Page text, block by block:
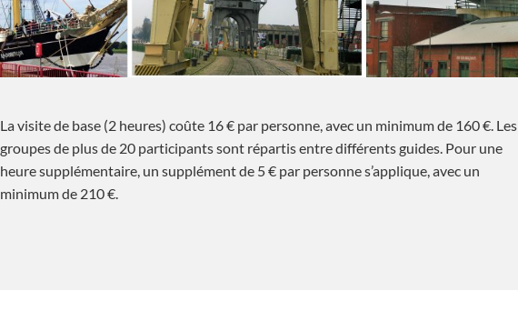
La visite de base (2 heures) coûte 16 € par personne, avec un minimum de 160 €. Les
groupes de plus de 20 participants sont répartis entre différents guides. Pour une
heure supplémentaire, un supplément de 5 € par personne s’applique, avec un
minimum de 210 €.